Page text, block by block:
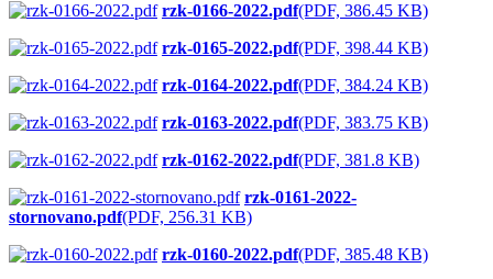
rzk-0166-2022.pdf(PDF, 386.45 KB)
rzk-0165-2022.pdf(PDF, 398.44 KB)
rzk-0164-2022.pdf(PDF, 384.24 KB)
rzk-0163-2022.pdf(PDF, 383.75 KB)
rzk-0162-2022.pdf(PDF, 381.8 KB)
rzk-0161-2022-
stornovano.pdf(PDF, 256.31 KB)
rzk-0160-2022.pdf(PDF, 385.48 KB)